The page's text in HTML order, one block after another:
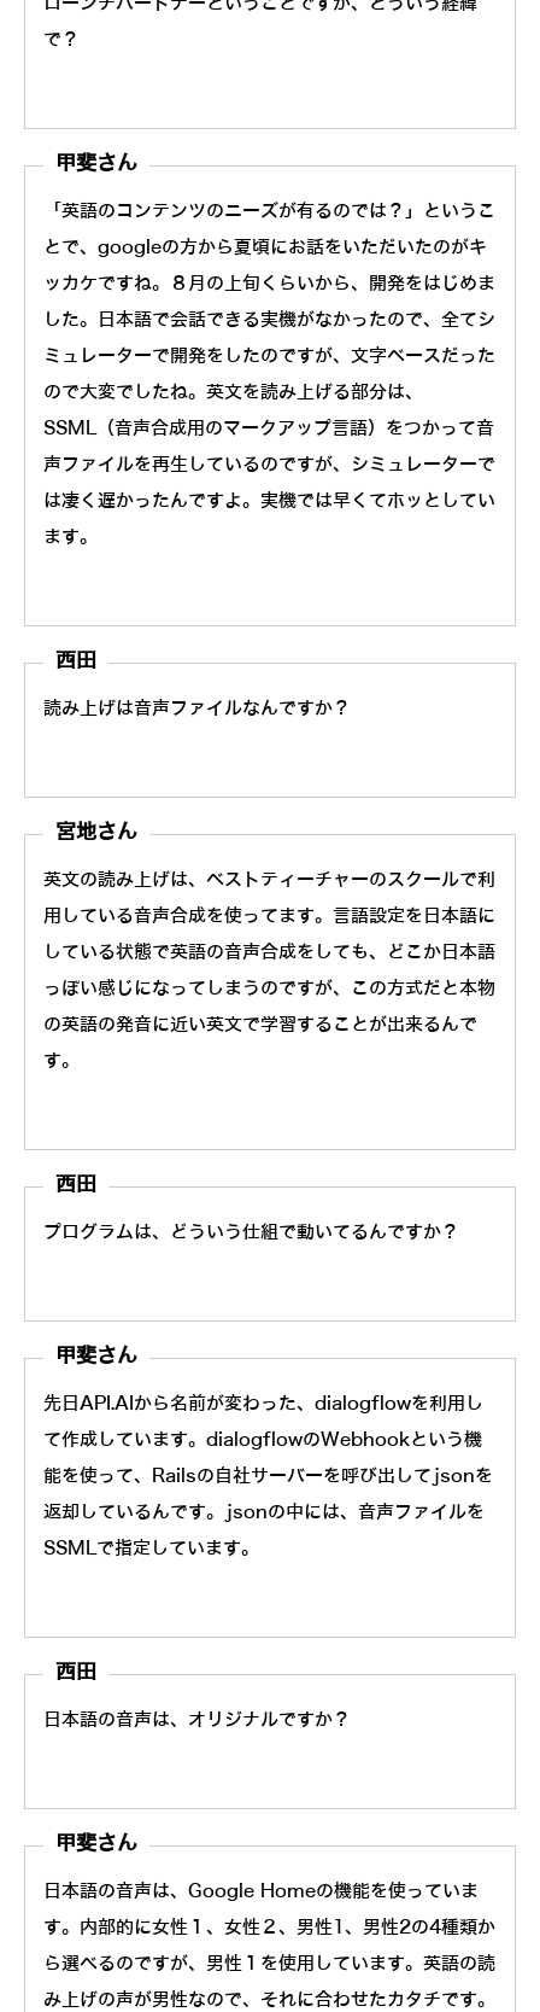
ローンチパートナーということですが、どういう経緯
で？
甲斐さん
「英語のコンテンツのニーズが有るのでは？」というこ
とで、googleの方から夏頃にお話をいただいたのがキ
ッカケですね。８月の上旬くらいから、開発をはじめま
した。日本語で会話できる実機がなかったので、全てシ
ミュレーターで開発をしたのですが、文字ベースだった
ので大変でしたね。英文を読み上げる部分は、
SSML（音声合成用のマークアップ言語）をつかって音
声ファイルを再生しているのですが、シミュレーターで
は凄く遅かったんですよ。実機では早くてホッとしてい
ます。
西田
読み上げは音声ファイルなんですか？
宮地さん
英文の読み上げは、ベストティーチャーのスクールで利
用している音声合成を使ってます。言語設定を日本語に
している状態で英語の音声合成をしても、どこか日本語
っぽい感じになってしまうのですが、この方式だと本物
の英語の発音に近い英文で学習することが出来るんで
す。
西田
プログラムは、どういう仕組で動いてるんですか？
甲斐さん
先日API.AIから名前が変わった、dialogflowを利用し
て作成しています。dialogflowのWebhookという機
能を使って、Railsの自社サーバーを呼び出してjsonを
返却しているんです。jsonの中には、音声ファイルを
SSMLで指定しています。
西田
日本語の音声は、オリジナルですか？
甲斐さん
日本語の音声は、Google Homeの機能を使っていま
す。内部的に女性１、女性２、男性1、男性2の4種類か
ら選べるのですが、男性１を使用しています。英語の読
み上げの声が男性なので、それに合わせたカタチです。